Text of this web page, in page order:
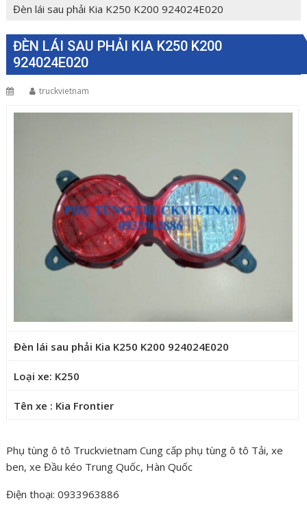
Đèn lái sau phải Kia K250 K200 924024E020
ĐÈN LÁI SAU PHẢI KIA K250 K200
924024E020
truckvietnam
Đèn lái sau phải Kia K250 K200 924024E020
Loại xe: K250
Tên xe : Kia Frontier
Phụ tùng ô tô Truckvietnam Cung cấp phụ tùng ô tô Tải, xe
ben, xe Đầu kéo Trung Quốc, Hàn Quốc
Điện thoại: 0933963886